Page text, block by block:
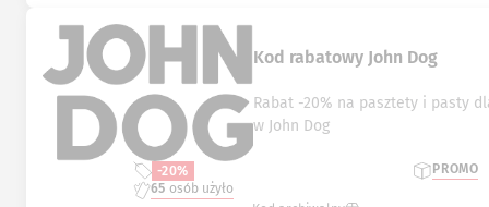
Kod rabatowy John Dog
Rabat -20% na pasztety i pasty dla psa i kota
w John Dog
-20%
65 osób użyło
PROMO